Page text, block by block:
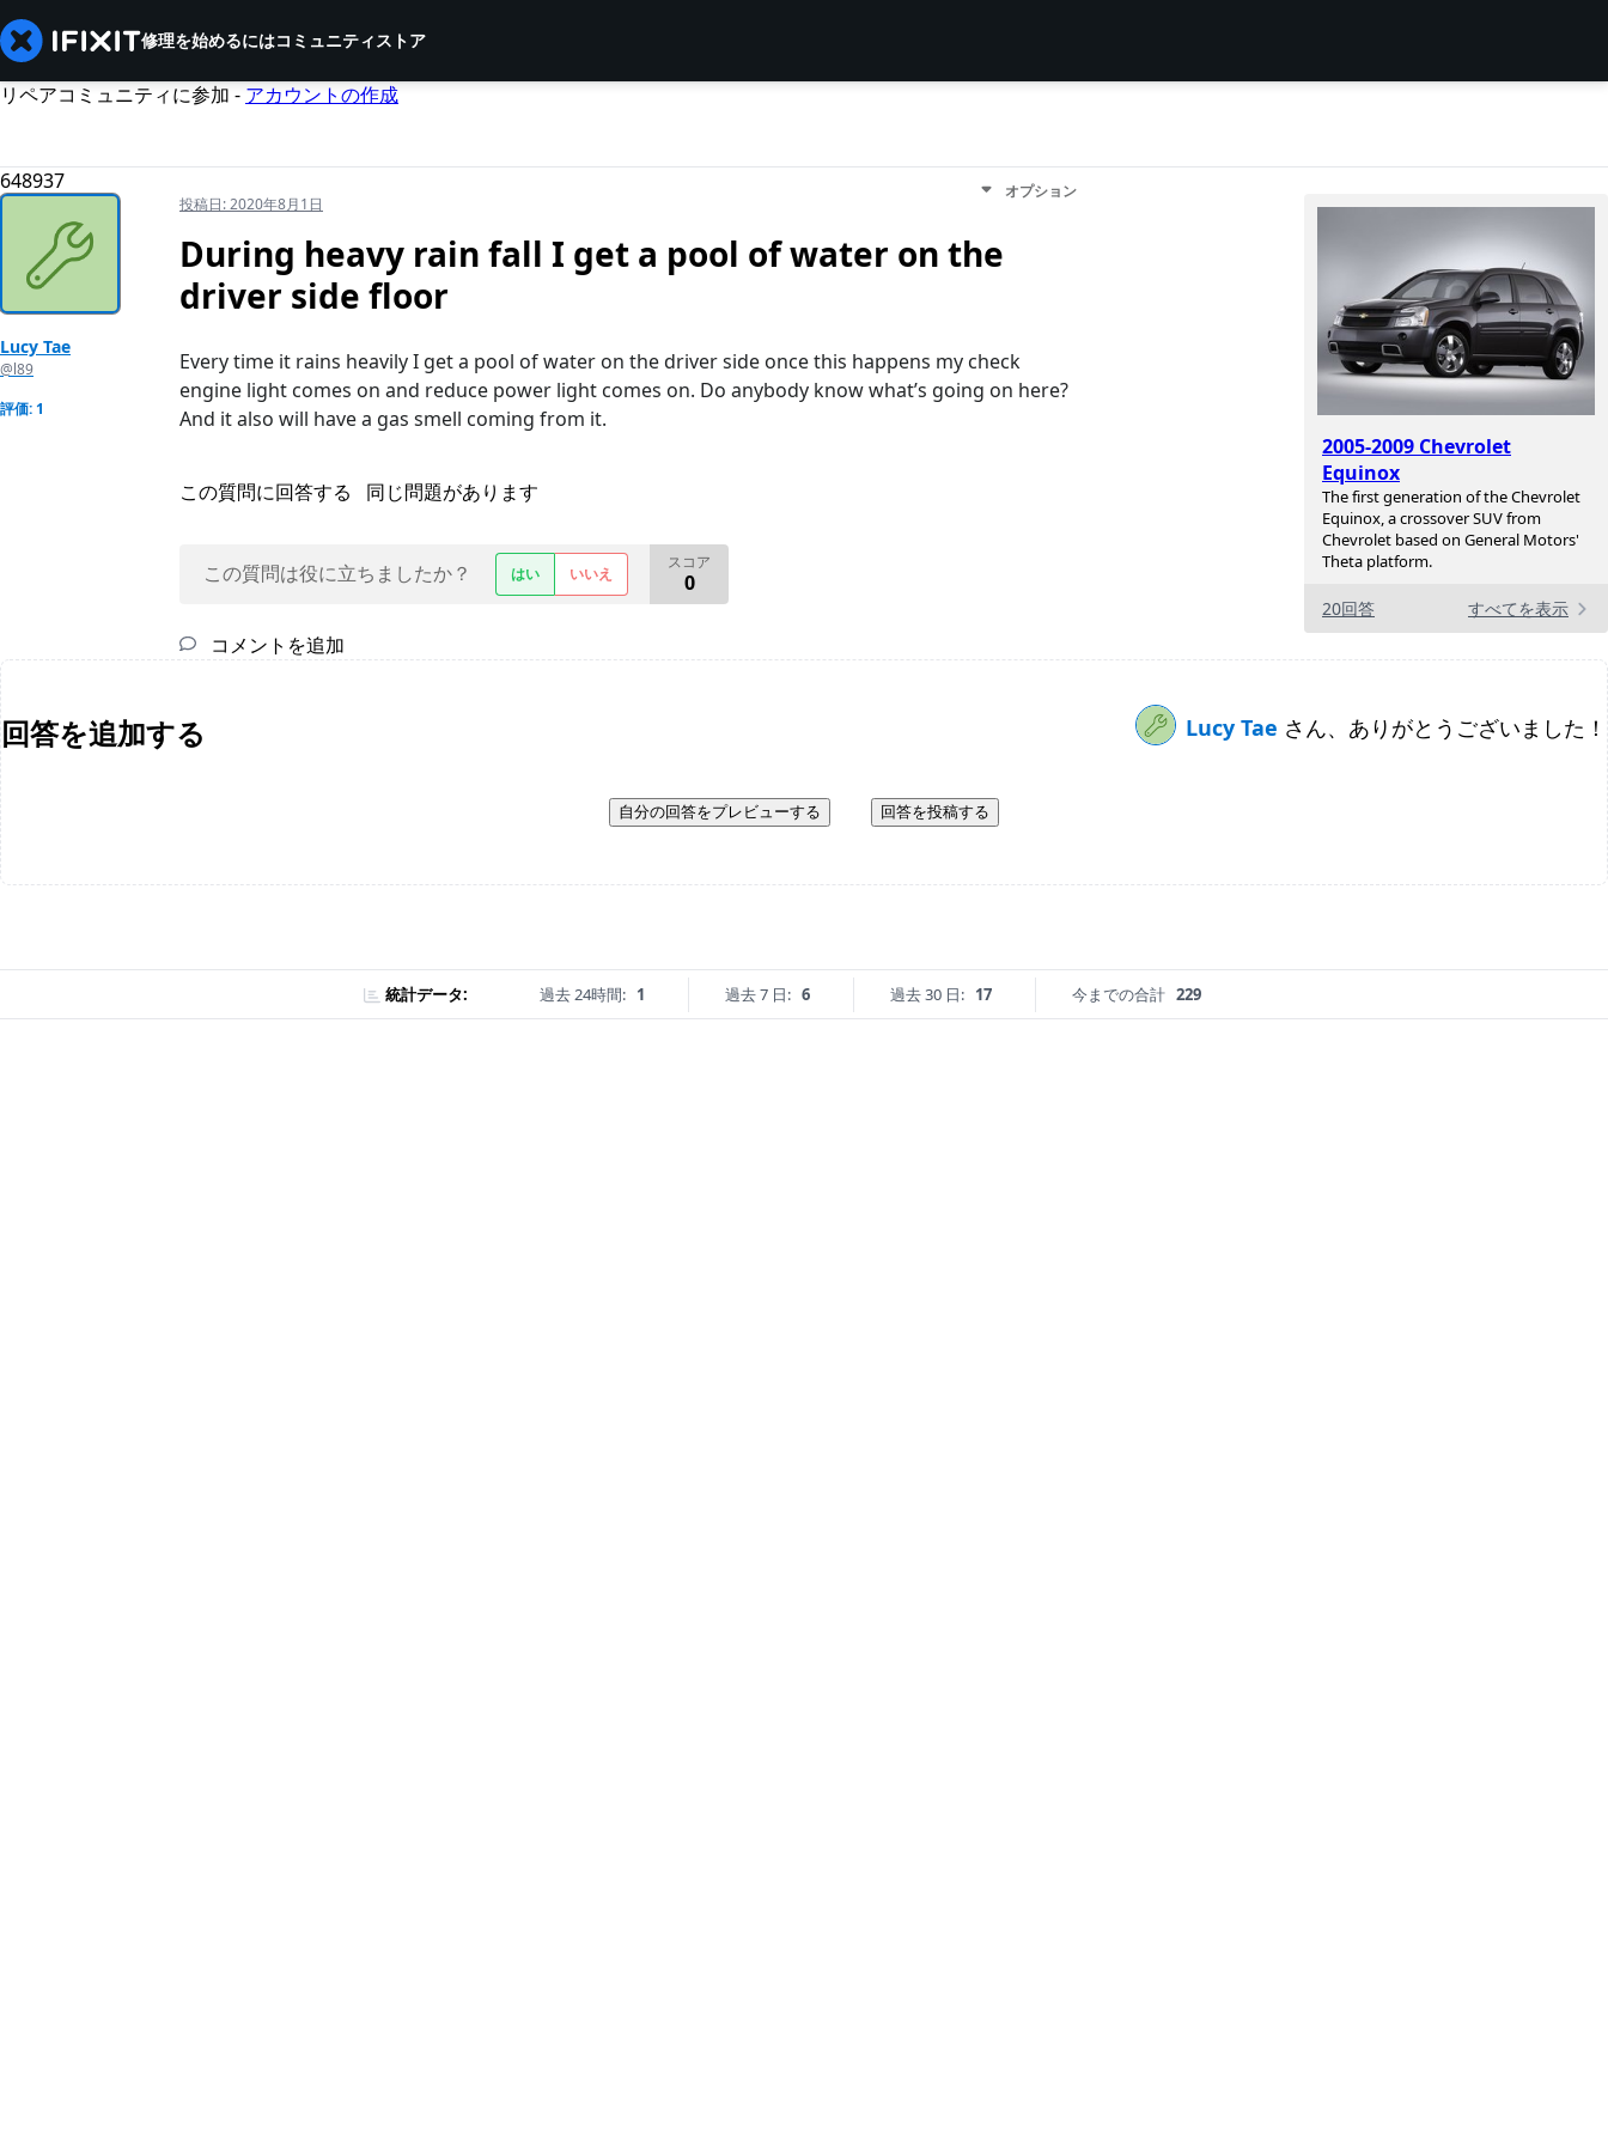
修理を始めるにはコミュニティストア
リペアコミュニティに参加 - アカウントの作成
648937
2005-2009 Chevrolet
Equinox
The first generation of the Chevrolet
Equinox, a crossover SUV from
Chevrolet based on General Motors'
Theta platform.
20回答 すべてを表示
Lucy Tae
@l89
評価: 1
投稿日:2020年8月1日
オプション
During heavy rain fall I get a pool of water on the
driver side floor
Every time it rains heavily I get a pool of water on the driver side once this happens my check
engine light comes on and reduce power light comes on. Do anybody know what’s going on here?
And it also will have a gas smell coming from it.
この質問に回答する 同じ問題があります
この質問は役に立ちましたか？ はい いいえ
スコア
0
コメントを追加
回答を追加する Lucy Tae さん、ありがとうございました！
自分の回答をプレビューする 回答を投稿する
統計データ: 過去 24時間: 1 過去 7 日: 6 過去 30 日: 17 今までの合計 229